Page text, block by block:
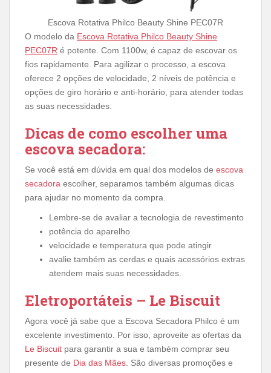
Escova Rotativa Philco Beauty Shine PEC07R
O modelo da Escova Rotativa Philco Beauty Shine
PEC07R é potente. Com 1100w, é capaz de escovar os
fios rapidamente. Para agilizar o processo, a escova
oferece 2 opções de velocidade, 2 níveis de potência e
opções de giro horário e anti-horário, para atender todas
as suas necessidades.
Dicas de como escolher uma
escova secadora:
Se você está em dúvida em qual dos modelos de escova
secadora escolher, separamos também algumas dicas
para ajudar no momento da compra.
Lembre-se de avaliar a tecnologia de revestimento
potência do aparelho
velocidade e temperatura que pode atingir
avalie também as cerdas e quais acessórios extras
atendem mais suas necessidades.
Eletroportáteis – Le Biscuit
Agora você já sabe que a Escova Secadora Philco é um
excelente investimento. Por isso, aproveite as ofertas da
Le Biscuit para garantir a sua e também comprar seu
presente de Dia das Mães . São diversas promoções e